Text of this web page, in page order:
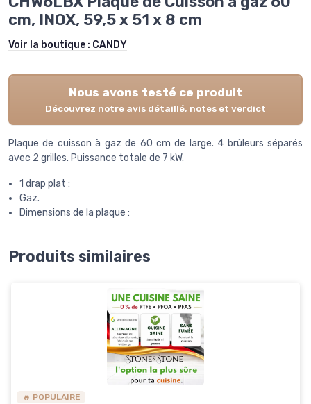
cm, INOX, 59,5 x 51 x 8 cm
Voir la boutique : CANDY
Nous avons testé ce produit
Découvrez notre avis détaillé, notes et verdict
Plaque de cuisson à gaz de 60 cm de large. 4 brûleurs séparés
avec 2 grilles. Puissance totale de 7 kW.
1 drap plat :
Gaz.
Dimensions de la plaque :
Produits similaires
🔥 POPULAIRE